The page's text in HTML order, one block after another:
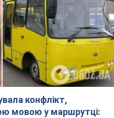
конфлікт,
мовою у маршрутці: